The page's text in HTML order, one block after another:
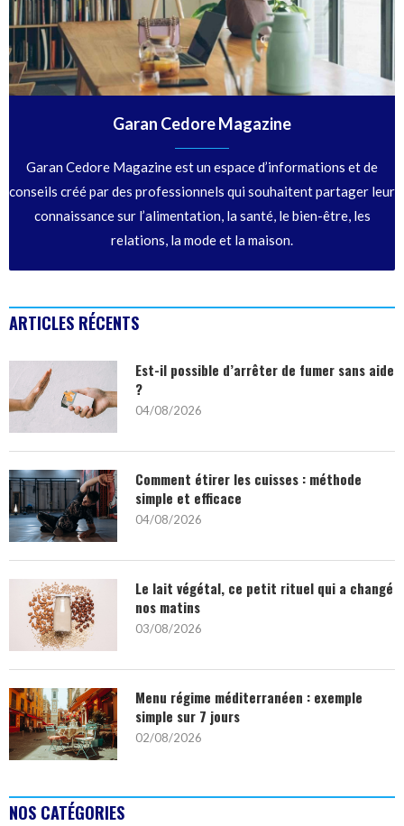
Garan Cedore Magazine
Garan Cedore Magazine est un espace d’informations et de
conseils créé par des professionnels qui souhaitent partager leur
connaissance sur l’alimentation, la santé, le bien-être, les
relations, la mode et la maison.
ARTICLES RÉCENTS
Est-il possible d’arrêter de fumer sans aide
?
04/08/2026
Comment étirer les cuisses : méthode
simple et efficace
04/08/2026
Le lait végétal, ce petit rituel qui a changé
nos matins
03/08/2026
Menu régime méditerranéen : exemple
simple sur 7 jours
02/08/2026
NOS CATÉGORIES